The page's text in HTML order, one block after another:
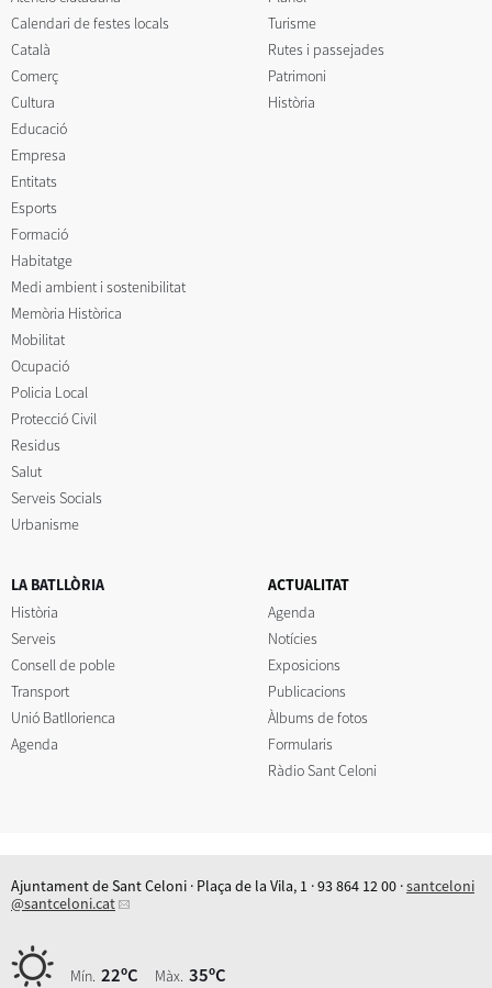
Calendari de festes locals
Català
Comerç
Cultura
Educació
Empresa
Entitats
Esports
Formació
Habitatge
Medi ambient i sostenibilitat
Memòria Històrica
Mobilitat
Ocupació
Policia Local
Protecció Civil
Residus
Salut
Serveis Socials
Urbanisme
Turisme
Rutes i passejades
Patrimoni
Història
LA BATLLÒRIA
Història
Serveis
Consell de poble
Transport
Unió Batllorienca
Agenda
ACTUALITAT
Agenda
Notícies
Exposicions
Publicacions
Àlbums de fotos
Formularis
Ràdio Sant Celoni
Ajuntament de Sant Celoni · Plaça de la Vila, 1 · 93 864 12 00 ·santceloni
@santceloni.cat
Mín. 22ºC Màx. 35ºC